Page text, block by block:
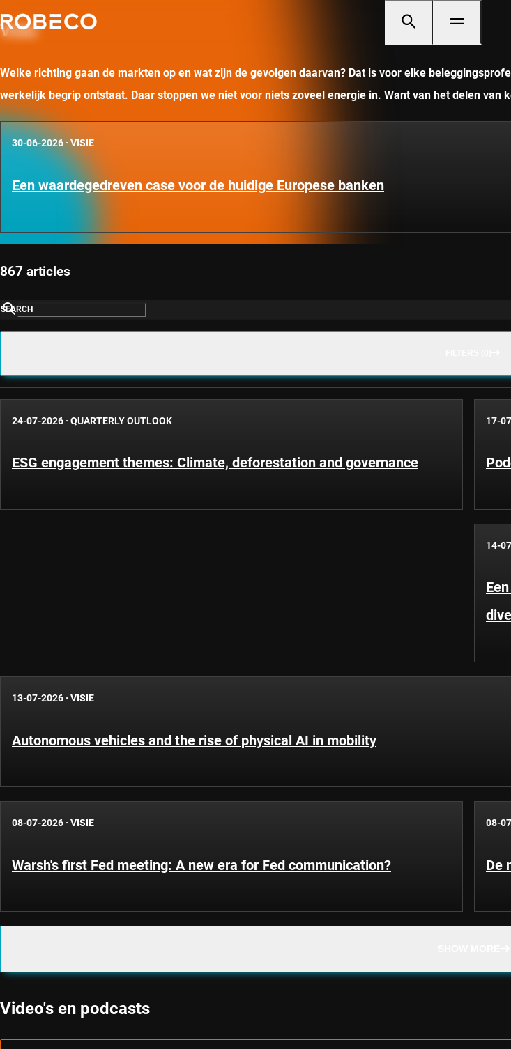
Visie
Welke richting gaan de markten op en wat zijn de gevolgen daarvan? Dat is voor elke
werkelijk begrip ontstaat. Daar stoppen we niet voor niets zoveel energie in. Want van het delen van
30-06-2026·VISIE
Een waardegedreven case voor de huidige Europese banken
867 articles
SEARCH
24-07-2026 · QUARTERLY OUTLOOK
ESG engagement themes: Climate, deforestation and governance
17-
14-
13-07-2026 · VISIE
Autonomous vehicles and the rise of physical AI in mobility
08-07-2026 · VISIE
Warsh's first Fed meeting: A new era for Fed communication?
08-
De
Video's en podcasts